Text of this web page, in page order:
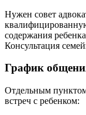
Нужен совет
содержания
Консультация
График
Отдельным
встреч с ребенком: